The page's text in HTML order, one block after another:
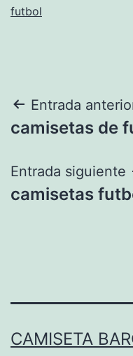
futbol
de
entradas
Entrada
camisetas de
Entrada siguiente
camisetas
CAMISETA